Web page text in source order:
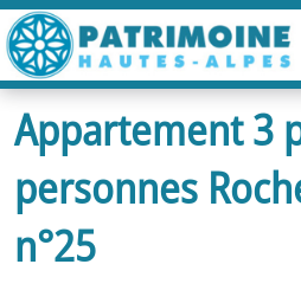
ACCUEIL
CARTE
NOS PARCOURS
Appartement 3
personnes
n°25